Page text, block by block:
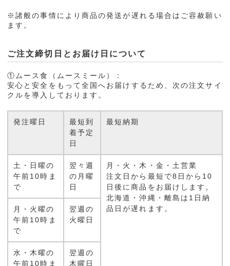
※諸般の事情により商品の発送が遅れる場合はご容赦願い
ます。
ご注文締切日とお届け日について
①ムース食（ムースミール）：
安心と安全をもって全国へお届けするため、次の注文サイ
クルを導入しております。
発注曜日
最短到
着予定
日
最短納期
土・日曜の
午前10時ま
で
翌々週
の月曜
日
月・火・木・金・土営業
注文日から最短で8日から10
日後に商品をお届けします。
北海道・沖縄・離島は1日納
品日が遅れます。
月・火曜の
午前10時ま
で
翌週の
火曜日
水・木曜の
午前10時ま
翌週の
木曜日